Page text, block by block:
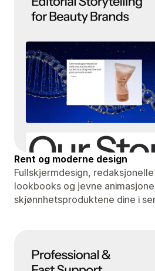
Rent og moderne design
Fullskjermdesign,
lookbooks og jevne
skjønnhetsproduktene dine i